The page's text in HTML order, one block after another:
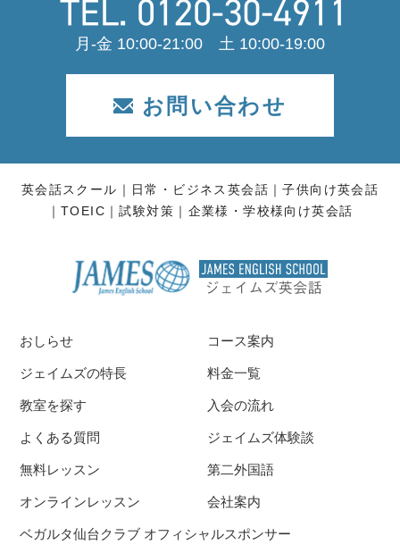
月-金 10:00-21:00 土 10:00-19:00
お問い合わせ
英会話スクール 日常・ビジネス英会話
子供向け英会話
TOEIC
試験対策 企業様・学校様向け英会話
おしらせ
ジェイムズの特長
教室を探す
コース案内
料金一覧
入会の流れ
よくある質問
無料レッスン
オンラインレッスン
ジェイムズ体験談
第二外国語
会社案内
ベガルタ仙台クラブ オフィシャルスポンサー